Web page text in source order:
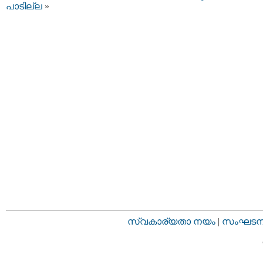
പാടില്ല »
സ്വകാര്യതാ നയം |